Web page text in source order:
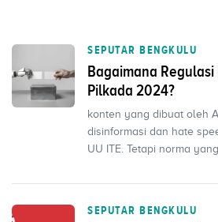
SEPUTAR BENGKULU
Bagaimana
Pilkada 2024?
konten yang dibuat oleh
disinformasi dan hate
UU ITE. Tetapi norma
SEPUTAR BENGKULU